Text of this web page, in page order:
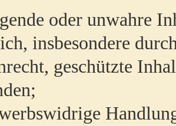
oder unwahre
insbesondere
geschützte